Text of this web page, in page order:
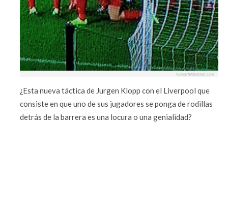
¿Esta nueva táctica de Jurgen Klopp con el Liverpool que
consiste en que uno de sus jugadores se ponga de rodillas
detrás de la barrera es una locura o una genialidad?